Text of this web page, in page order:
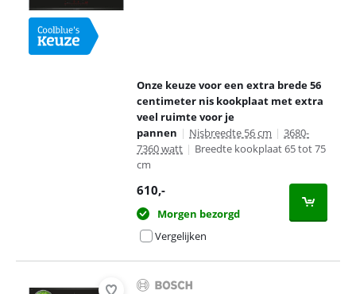
Onze keuze voor een extra brede 56
centimeter nis kookplaat met extra
veel ruimte voor je
pannen | Nisbreedte 56 cm | 3680-
7360 watt | Breedte kookplaat 65 tot 75
cm
610,-
Morgen bezorgd
Vergelijken